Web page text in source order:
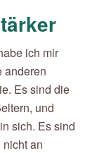
ich mir
anderen
Es sind die
und
sich. Es sind
an